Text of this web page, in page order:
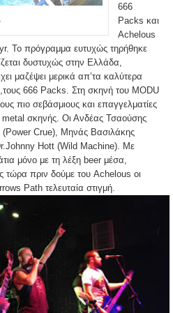
666
Packs και
Achelous
Το πρόγραμμα ευτυχώς τηρήθηκε
δυστυχώς στην Ελλάδα,
μαζέψει μερικά απ’τα καλύτερα
666 Packs. Στη σκηνή του MODU
πιο σεβάσμιους και επαγγελματίες
metal σκηνής. Οι Ανδέας Τσαούσης
Crue), Mηνάς Βασιλάκης
Hott (Wild Machine). Με
μόνο με τη λέξη beer μέσα,
τώρα πριν δούμε του Achelous οι
Path τελευταία στιγμή.